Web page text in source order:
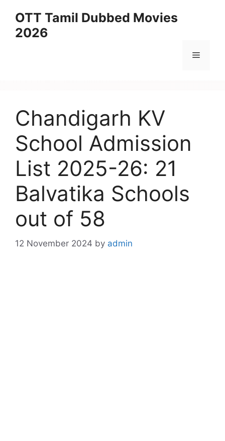
content
OTT Tamil Dubbed Movies
2026
Menu
Chandigarh KV
School Admission
List 2025-26: 21
Balvatika Schools
out of 58
12 November 2024 by admin